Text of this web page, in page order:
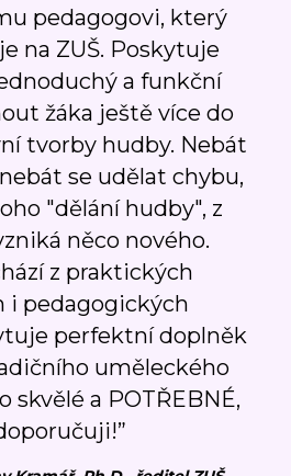
pedagogovi, který
na ZUŠ. Poskytuje
a funkční
žáka ještě více do
tvorby hudby. Nebát
se udělat chybu,
"dělání hudby", z
něco nového.
z praktických
i pedagogických
perfektní doplněk
uměleckého
skvělé a POTŘEBNÉ,